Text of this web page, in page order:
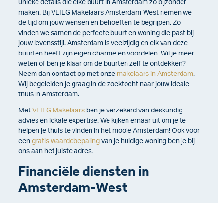
unieke details die elke buurt in Amsterdam zo bijzonder
maken. Bij VLIEG Makelaars Amsterdam-West nemen we
de tijd om jouw wensen en behoeften te begrijpen. Zo
vinden we samen de perfecte buurt en woning die past bij
jouw levensstijl. Amsterdam is veelzijdig en elk van deze
buurten heeft zijn eigen charme en voordelen. Wil je meer
weten of ben je klaar om de buurten zelf te ontdekken?
Neem dan contact op met onze makelaars in Amsterdam.
Wij begeleiden je graag in de zoektocht naar jouw ideale
thuis in Amsterdam.
Met VLIEG Makelaars ben je verzekerd van deskundig
advies en lokale expertise. We kijken ernaar uit om je te
helpen je thuis te vinden in het mooie Amsterdam! Ook voor
een gratis waardebepaling van je huidige woning ben je bij
ons aan het juiste adres.
Financiële diensten in
Amsterdam-West